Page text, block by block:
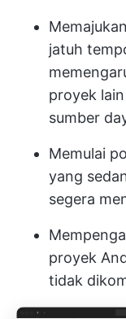
jatuh
proyek
sumber
Memulai
yang
segera
proyek
tidak